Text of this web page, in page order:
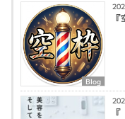
Blog